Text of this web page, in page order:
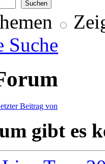
Suche
Beitrag von
gibt es